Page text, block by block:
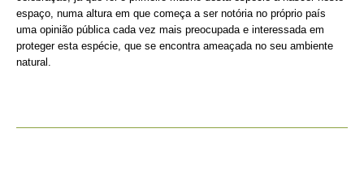
espaço, numa altura em que começa a ser notória no próprio país
uma opinião pública cada vez mais preocupada e interessada em
proteger esta espécie, que se encontra ameaçada no seu ambiente
natural.